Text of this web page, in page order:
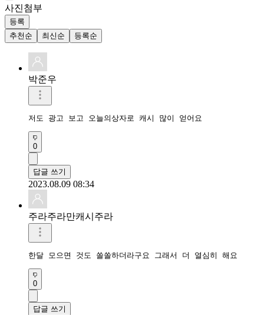
사진첨부
등록
추천순
최신순 등록순
박준우
저도 광고 보고 오늘의상자로 캐시 많이 얻어요
0
답글 쓰기
2023.08.09 08:34
주라주라만캐시주라
한달 모으면 것도 쏠쏠하더라구요 그래서 더 열심히 해요
0
답글 쓰기